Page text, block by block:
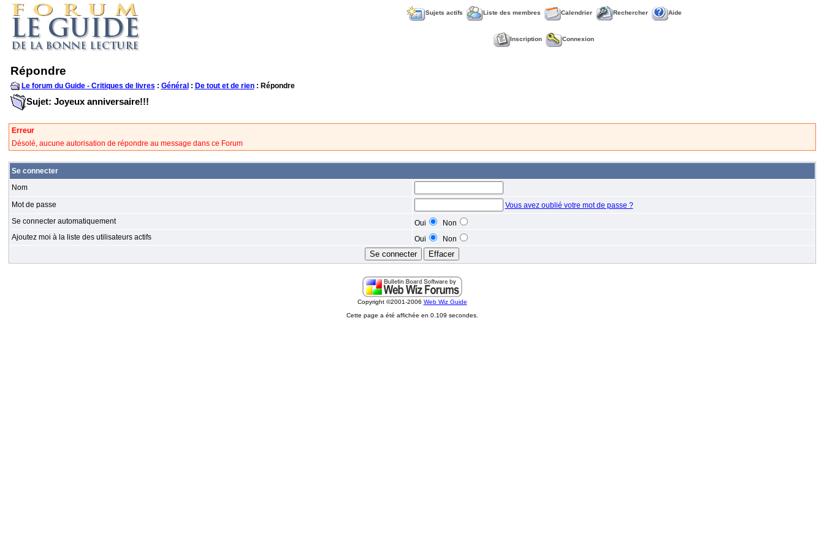
Sujets actifs Liste des membres Calendrier Rechercher Aide
Inscription Connexion
Répondre
Le forum du Guide - Critiques de livres : Général : De tout et de rien: Répondre
Sujet: Joyeux anniversaire!!!
Erreur
Désolé, aucune autorisation de répondre au message dans ce Forum
Se connecter
Nom
Mot de passe
Vous avez oublié votre mot de passe ?
Se connecter automatiquement
Oui
Non
Ajoutez moi à la liste des utilisateurs actifs
Oui Non
Copyright ©2001-2006 Web Wiz Guide
Cette page a été affichée en 0.109 secondes.